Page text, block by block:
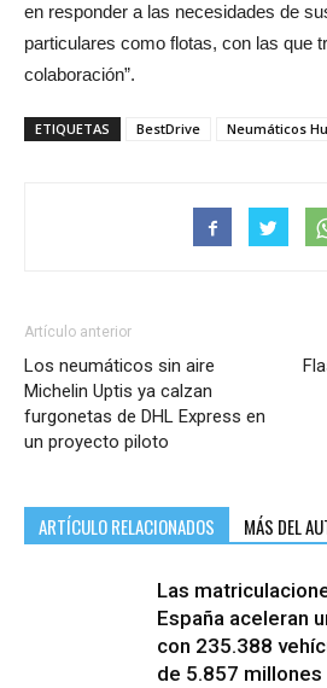
en responder a las necesidades de
particulares como flotas, con las que
colaboración”.
ETIQUETAS BestDrive Neumáticos
Artículo anterior
Los neumáticos sin aire
Michelin Uptis ya calzan
furgonetas de DHL Express en
un proyecto piloto
ARTÍCULO RELACIONADOS MÁS DEL
Las
España aceleran
con 235.388
de 5.857 millones